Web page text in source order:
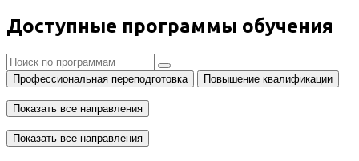
Доступные программы обучения
Профессиональная переподготовка Повышение квалификации
Показать все направления
Показать все направления